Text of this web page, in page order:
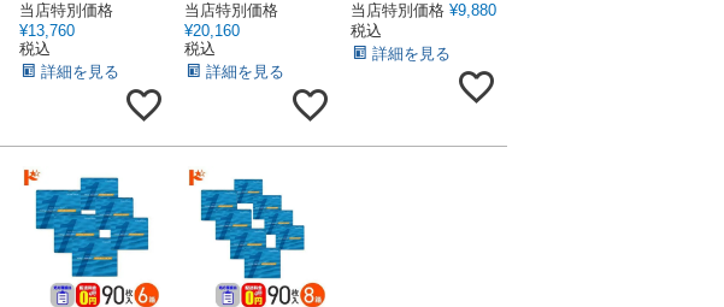
当店特別価格
¥13,760
税込
詳細を見る
当店特別価格
¥20,160
税込
詳細を見る
当店特別価格 ¥9,880
税込
詳細を見る